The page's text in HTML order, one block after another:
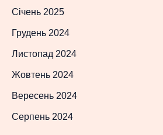
Січень 2025
Грудень 2024
Листопад 2024
Жовтень 2024
Вересень 2024
Серпень 2024